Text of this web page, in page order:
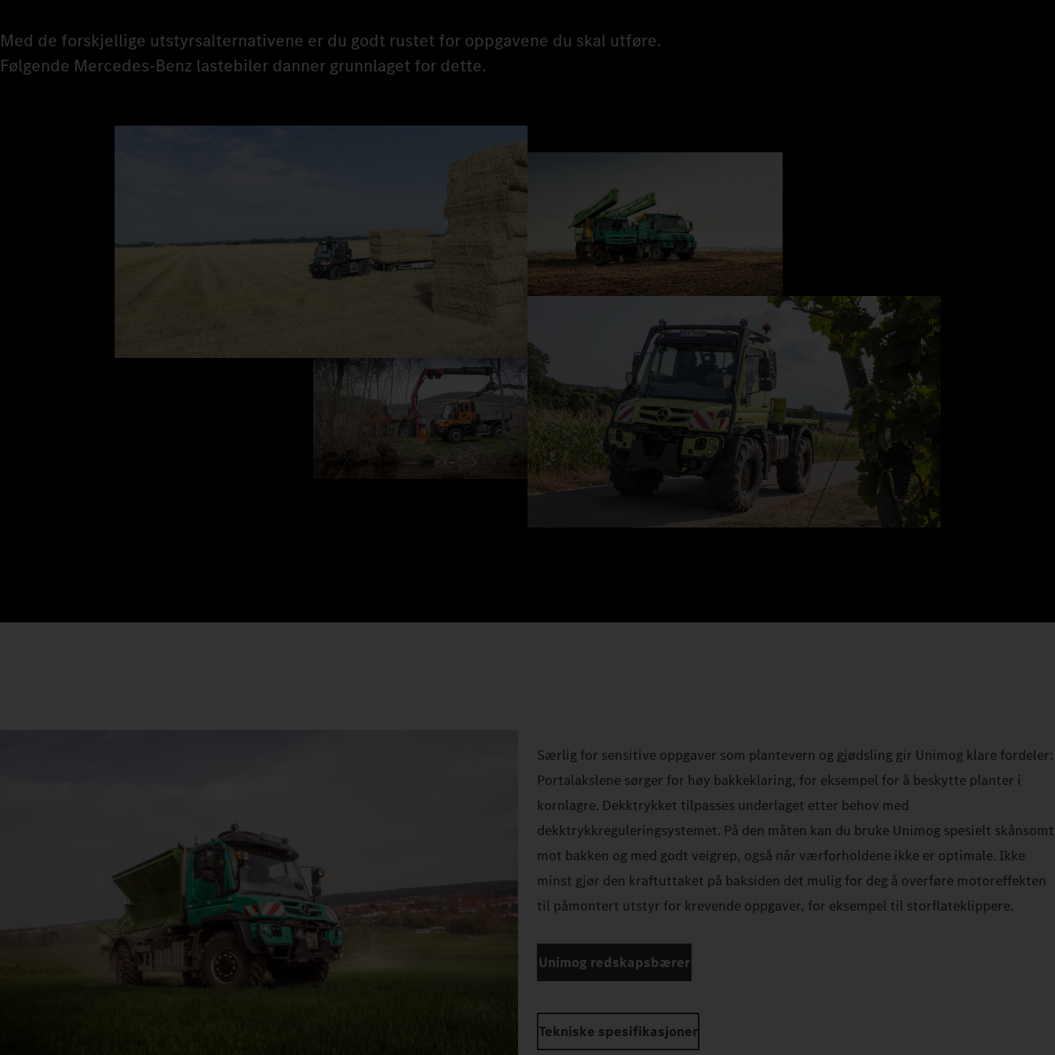
Med de forskjellige utstyrsalternativene er du godt rustet for oppgavene du skal utføre.
Følgende Mercedes‑Benz lastebiler danner grunnlaget for dette.
Særlig for sensitive oppgaver som plantevern og gjødsling gir Unimog klare fordeler:
Portalakslene sørger for høy bakkeklaring, for eksempel for å beskytte planter i
kornlagre. Dekktrykket tilpasses underlaget etter behov med
dekktrykkreguleringsystemet. På den måten kan du bruke Unimog spesielt skånsomt
mot bakken og med godt veigrep, også når værforholdene ikke er optimale. Ikke
minst gjør den kraftuttaket på baksiden det mulig for deg å overføre motoreffekten
til påmontert utstyr for krevende oppgaver, for eksempel til storflateklippere.
Unimog redskapsbærer
Tekniske spesifikasjoner